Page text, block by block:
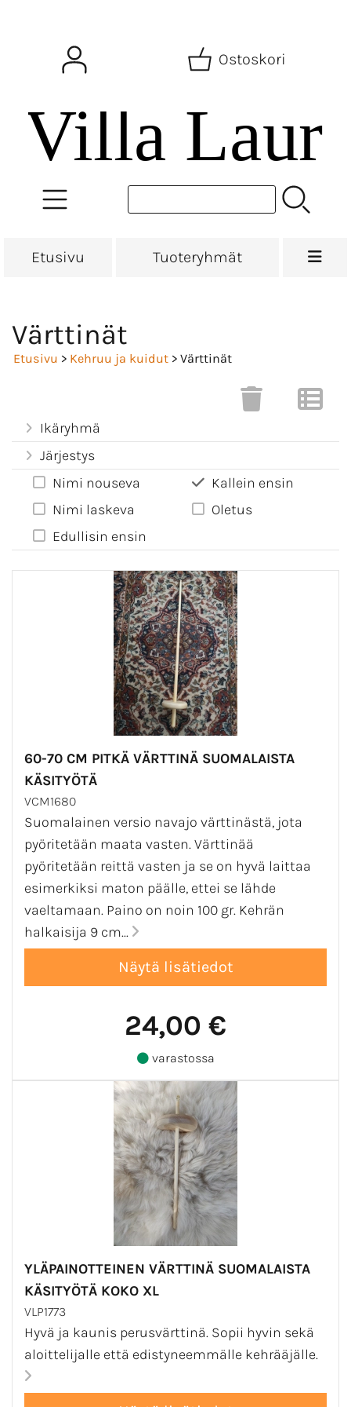
Ostoskori
Etusivu Tuoteryhmät
Värttinät
Etusivu > Kehruu ja kuidut > Värttinät
Ikäryhmä
Järjestys
Nimi nouseva
Nimi laskeva
Edullisin ensin
Kallein ensin
Oletus
60-70 CM PITKÄ VÄRTTINÄ SUOMALAISTA
KÄSITYÖTÄ
VCM1680
Suomalainen versio navajo värttinästä, jota
pyöritetään maata vasten. Värttinää
pyöritetään reittä vasten ja se on hyvä laittaa
esimerkiksi maton päälle, ettei se lähde
vaeltamaan. Paino on noin 100 gr. Kehrän
halkaisija 9 cm...
24,00 €
varastossa
YLÄPAINOTTEINEN VÄRTTINÄ SUOMALAISTA
KÄSITYÖTÄ KOKO XL
VLP1773
Hyvä ja kaunis perusvärttinä. Sopii hyvin sekä
aloittelijalle että edistyneemmälle kehrääjälle.